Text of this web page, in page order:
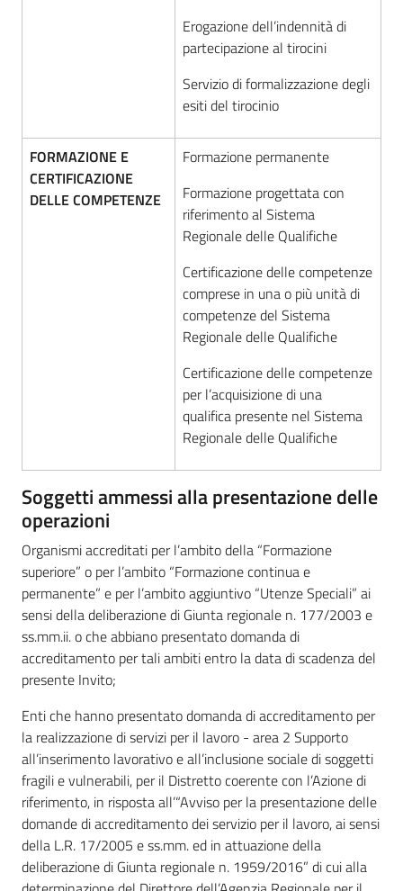
Erogazione dell’indennità di
partecipazione al tirocini
Servizio di formalizzazione degli
esiti del tirocinio
FORMAZIONE E
CERTIFICAZIONE
DELLE COMPETENZE
Formazione permanente
Formazione progettata con
riferimento al Sistema
Regionale delle Qualifiche
Certificazione delle competenze
comprese in una o più unità di
competenze del Sistema
Regionale delle Qualifiche
Certificazione delle competenze
per l’acquisizione di una
qualifica presente nel Sistema
Regionale delle Qualifiche
Soggetti ammessi alla presentazione delle
operazioni
Organismi accreditati per l’ambito della “Formazione
superiore” o per l’ambito “Formazione continua e
permanente” e per l’ambito aggiuntivo “Utenze Speciali” ai
sensi della deliberazione di Giunta regionale n. 177/2003 e
ss.mm.ii. o che abbiano presentato domanda di
accreditamento per tali ambiti entro la data di scadenza del
presente Invito;
Enti che hanno presentato domanda di accreditamento per
la realizzazione di servizi per il lavoro - area 2 Supporto
all’inserimento lavorativo e all’inclusione sociale di soggetti
fragili e vulnerabili, per il Distretto coerente con l’Azione di
riferimento, in risposta all’“Avviso per la presentazione delle
domande di accreditamento dei servizio per il lavoro, ai sensi
della L.R. 17/2005 e ss.mm. ed in attuazione della
deliberazione di Giunta regionale n. 1959/2016” di cui alla